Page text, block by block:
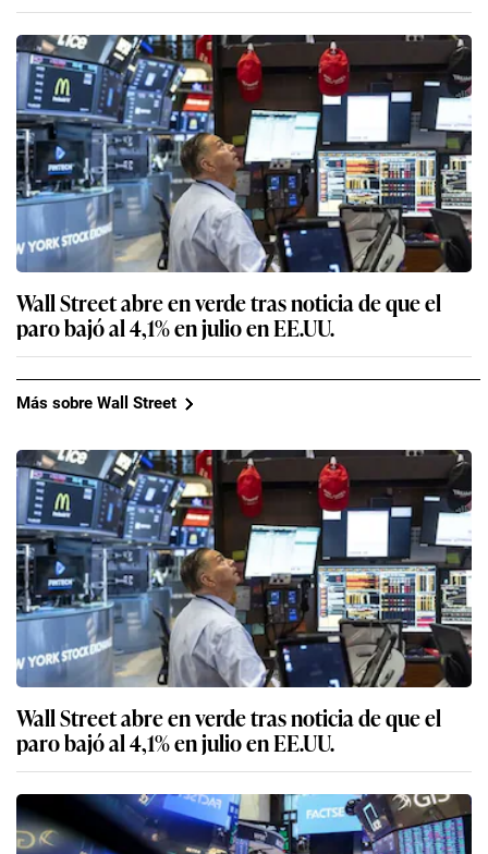
Wall Street abre en verde tras noticia de que el
paro bajó al 4,1% en julio en EE.UU.
Más sobre Wall Street
Wall Street abre en verde tras noticia de que el
paro bajó al 4,1% en julio en EE.UU.